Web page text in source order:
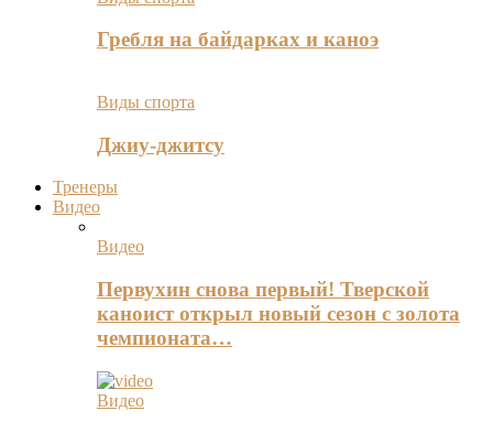
Гребля на байдарках и каноэ
Виды спорта
Джиу-джитсу
Тренеры
Видео
Видео
Первухин снова первый! Тверской
каноист открыл новый сезон с золота
чемпионата…
Видео